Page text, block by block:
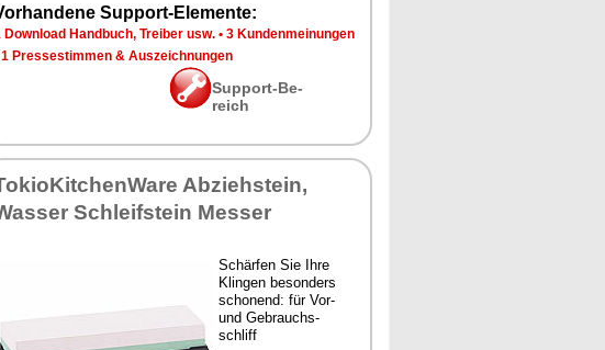
Sup­port-Ele­men­te:
Down­load Hand­buch, Trei­ber usw. • 3 Kun­den­mei­nun­gen
1 Pres­se­stim­men & Aus­zeich­nun­gen
Sup­port-Be­
reich
Ab­zieh­stein,
Schleif­stein Mes­ser
Schär­fen Sie Ih­re
Klin­gen be­son­ders
scho­nend: für Vor-
und Ge­brauchs­
schliff